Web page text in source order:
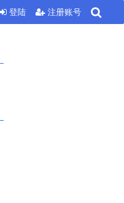
登陆 注册账号